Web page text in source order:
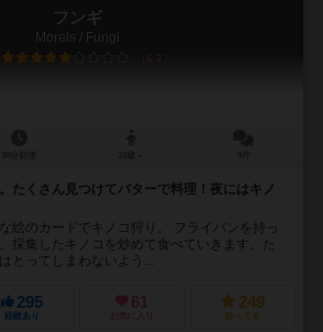
フンギ
Morels / Fungi
6.2
たくさん見つけてバターで料理！夜にはキノ
絵のカードでキノコ狩り。 フライパンを持っ
採集したキノコを炒めて食べていきます。た
とってしまわないよう...
295
経験あり
61
お気に入り
249
持ってる